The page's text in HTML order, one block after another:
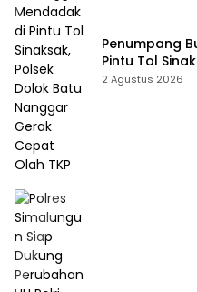
Penumpang
Pintu Tol
Nanggar
2 Agustus 2026